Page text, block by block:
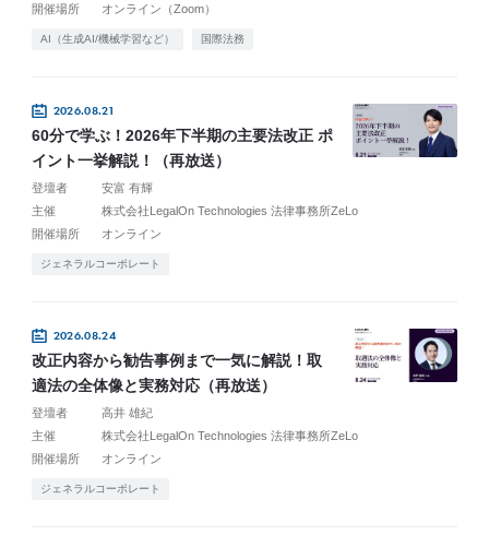
開催場所
オンライン（Zoom）
AI（生成AI/機械学習など） 国際法務
2026.08.21
60分で学ぶ！2026年下半期の主要法改正 ポ
イント一挙解説！（再放送）
登壇者
安富 有輝
主催
株式会社LegalOn Technologies 法律事務所ZeLo
開催場所
オンライン
ジェネラルコーポレート
2026.08.24
改正内容から勧告事例まで一気に解説！取
適法の全体像と実務対応（再放送）
登壇者
高井 雄紀
主催
株式会社LegalOn Technologies 法律事務所ZeLo
開催場所
オンライン
ジェネラルコーポレート